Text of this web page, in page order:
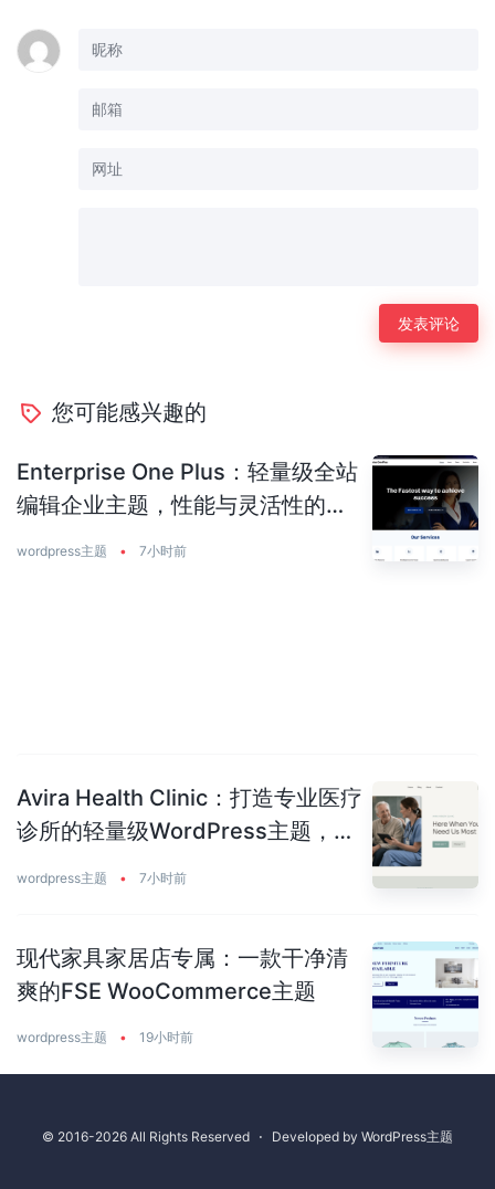
您可能感兴趣的
Enterprise One Plus：轻量级全站
编辑企业主题，性能与灵活性的完
wordpress主题 • 7小时前
Avira Health Clinic：打造专业医疗
诊所的轻量级WordPress主题，让
wordpress主题 • 7小时前
现代家具家居店专属：一款干净清
爽的FSE WooCommerce主题
wordpress主题 • 19小时前
© 2016-2026 All Rights Reserved ⋅ Developed by WordPress主题